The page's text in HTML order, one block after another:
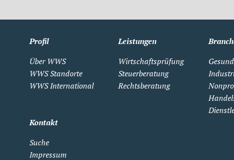
Profil
Über WWS
WWS Standorte
WWS International
Leistungen
Wirtschaftsprüfung
Steuerberatung
Rechtsberatung
Kontakt
Suche
Impressum